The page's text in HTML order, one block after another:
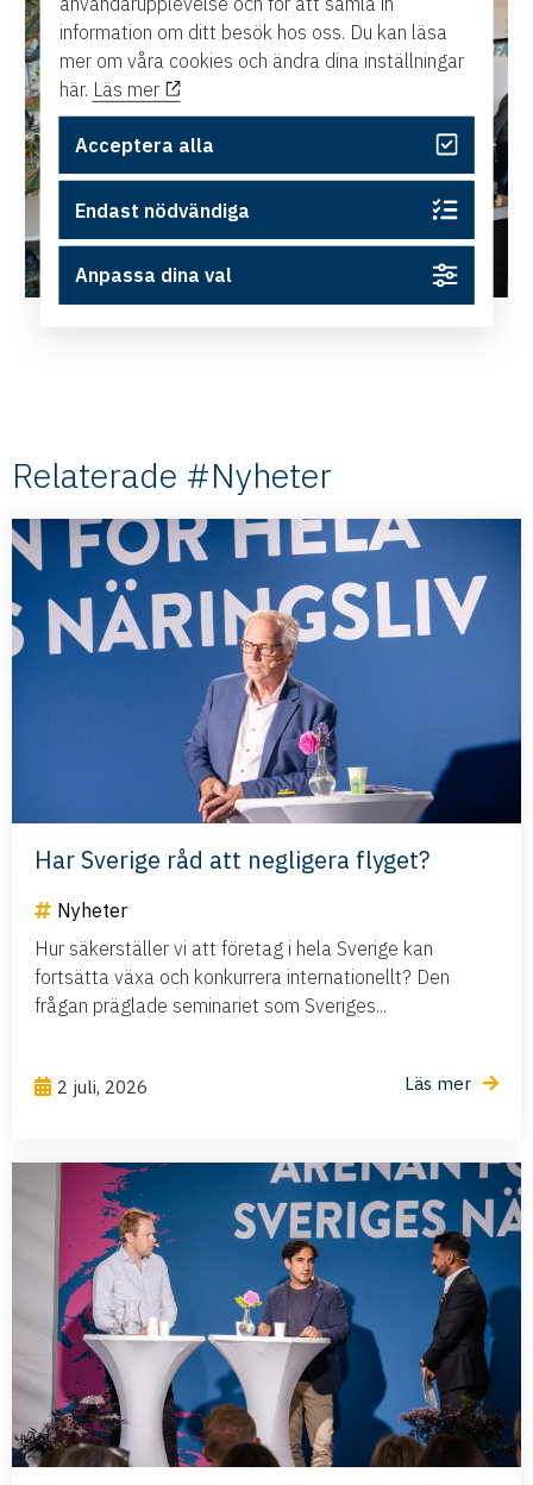
Relaterade #Nyheter
Har Sverige råd att negligera flyget?
Nyheter
Hur säkerställer vi att företag i hela Sverige kan
fortsätta växa och konkurrera internationellt? Den
frågan präglade seminariet som Sveriges...
2 juli, 2026 Läs mer
information om ditt besök hos oss. Du kan läsa
mer om våra cookies och ändra dina inställningar
här. Läs mer
Acceptera alla
Endast nödvändiga
Anpassa dina val